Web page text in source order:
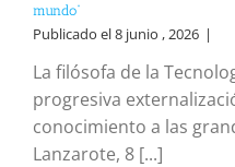
mundo”
Publicado el 8 junio , 2026 |
La filósofa de la
progresiva
conocimiento a las
Lanzarote, 8 [...]